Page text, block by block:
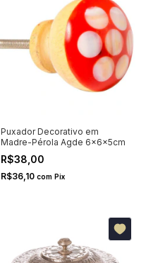
Puxador Decorativo em
Madre-Pérola Agde 6x6x5cm
R$38,00
R$36,10 com Pix